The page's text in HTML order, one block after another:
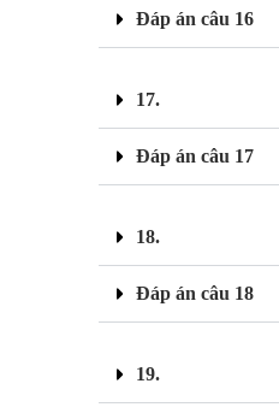
Đáp án câu 16
17.
Đáp án câu 17
18.
Đáp án câu 18
19.